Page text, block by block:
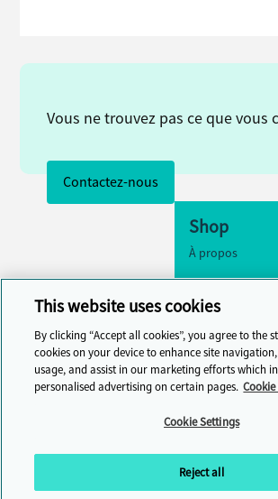
Vous ne trouvez pas ce que vous
Contactez-nous
Shop
À propos
Contactez-nous
Centre d'aide
Cambridge One
en ligne
This website uses cookies
By clicking “Accept all cookies”, you agree to the
cookies on your device to enhance site
usage, and assist in our marketing efforts which
personalised advertising on certain pages.
Cookie Settings
Reject all